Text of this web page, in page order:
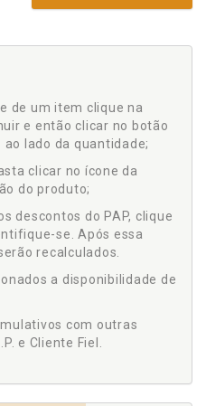
de um item clique na
e então clicar no botão
lado da quantidade;
clicar no ícone da
do produto;
descontos do PAP, clique
se. Após essa
recalculados.
a disponibilidade de
com outras
e Cliente Fiel.